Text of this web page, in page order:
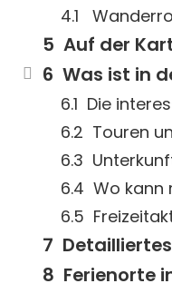
Auf der
Was ist in
Die
Touren
Wo kann
Ferienorte